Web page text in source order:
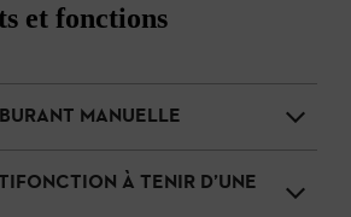
et fonctions
MANUELLE
À TENIR D’UNE